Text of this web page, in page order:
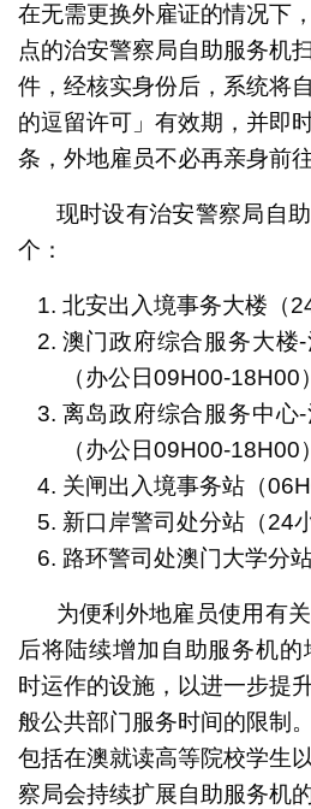
在无需更换外雇证的情况下
点的治安警察局自助服务机
件，经核实身份后，系统将
的逗留许可」有效期，并即
条，外地雇员不必再亲身前
现时设有治安警察局自
个：
北安出入境事务大楼（
澳门政府综合服务大楼
（办公日09H00-18H00）
离岛政府综合服务中心
（办公日09H00-18H00）
关闸出入境事务站（
新口岸警司处分站（24小
路环警司处澳门大学分
为便利外地雇员使用有
后将陆续增加自助服务机
时运作的设施，以进一步提
般公共部门服务时间的限制
包括在澳就读高等院校学生
察局会持续扩展自助服务机